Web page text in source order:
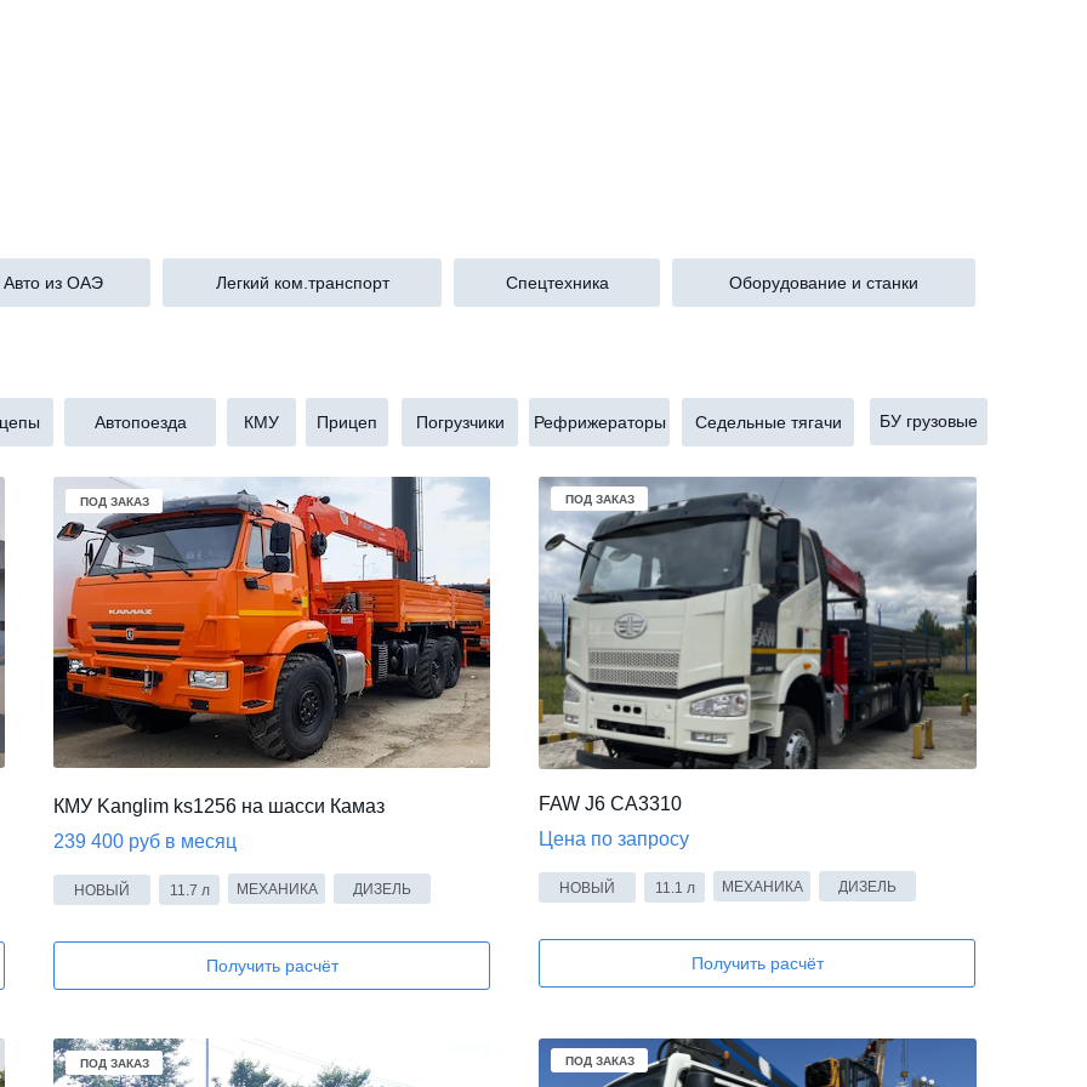
Авто из ОАЭ Легкий ком.транспорт Спецтехника Оборудование и станки
Прицеп Седельные тягачи БУ грузовые
КМУ
Автопоезда Рефрижераторы
Погрузчики
239 400 руб в месяц
КМУ Kanglim ks1256 на шасси Камаз
11.7 л МЕХАНИКА ДИЗЕЛЬ
НОВЫЙ
Получить расчёт
В НАЛИЧИИ
ПОД ЗАКАЗ
FAW J6 CA3310
Цена по запросу
11.1 л МЕХАНИКА ДИЗЕЛЬ
НОВЫЙ
Получить расчёт
ПОД ЗАКАЗ
В НАЛИЧИИ
ПОД ЗАКАЗ ПОД ЗАКАЗ